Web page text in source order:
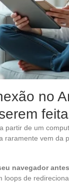
no
partir de um
raramente vem da
navegador
de